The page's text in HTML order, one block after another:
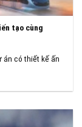
tạo cùng
án có thiết kế ấn